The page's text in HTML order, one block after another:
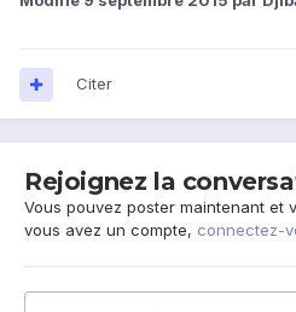
Citer
Rejoignez la
Vous pouvez poster maintenant et
vous avez un compte, connectez-